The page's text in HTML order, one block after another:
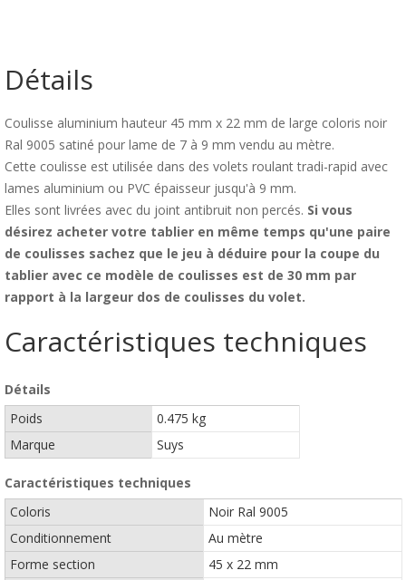
Détails
Coulisse aluminium hauteur 45 mm x 22 mm de large coloris noir
Ral 9005 satiné pour lame de 7 à 9 mm vendu au mètre.
Cette coulisse est utilisée dans des volets roulant tradi-rapid avec
lames aluminium ou PVC épaisseur jusqu'à 9 mm.
Elles sont livrées avec du joint antibruit non percés. Si vous
désirez acheter votre tablier en même temps qu'une paire
de coulisses sachez que le jeu à déduire pour la coupe du
tablier avec ce modèle de coulisses est de 30 mm par
rapport à la largeur dos de coulisses du volet.
Caractéristiques techniques
Détails
Poids
0.475 kg
Marque
Suys
Caractéristiques techniques
Coloris
Noir Ral 9005
Conditionnement
Au mètre
Forme section
45 x 22 mm